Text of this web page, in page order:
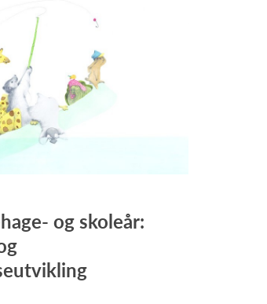
og skoleår: